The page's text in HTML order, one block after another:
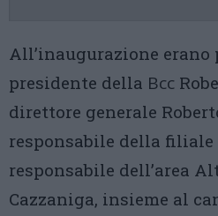
All’inaugurazione
presidente della Bcc
direttore generale
responsabile della filiale
responsabile dell’area
Cazzaniga, insieme al